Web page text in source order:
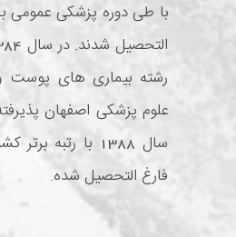
با طی دوره پزشکی عمومی
رشته بیماری های پوست
علوم پزشکی اصفهان
سال 1388 با رتبه
فارغ التحصیل شده.